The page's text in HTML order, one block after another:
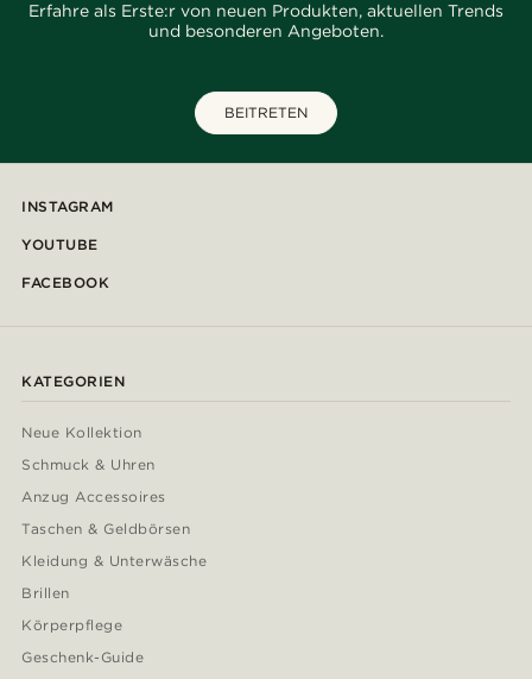
Erfahre als Erste:r von neuen Produkten, aktuellen Trends
und besonderen Angeboten.
BEITRETEN
INSTAGRAM
YOUTUBE
FACEBOOK
KATEGORIEN
Neue Kollektion
Schmuck & Uhren
Anzug Accessoires
Taschen & Geldbörsen
Kleidung & Unterwäsche
Brillen
Körperpflege
Geschenk-Guide